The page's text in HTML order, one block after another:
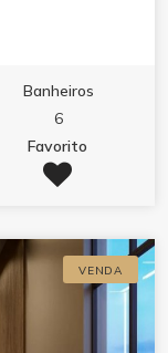
Banheiros
6
Favorito
VENDA